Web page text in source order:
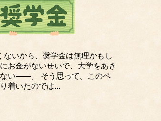
ないから、奨学金は無理かもし
お金がないせいで、大学をあき
ない――。 そう思って、このペ
着いたのでは...